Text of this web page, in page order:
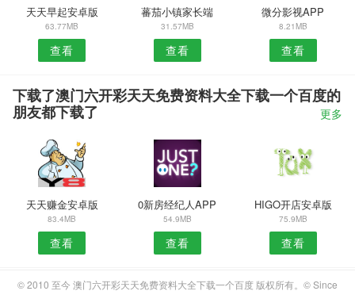
天天早起安卓版
63.77MB
查看
蕃茄小镇家长端
31.57MB
查看
微分影视APP
8.21MB
查看
下载了澳门六开彩天天免费资料大全下载一个百度的
朋友都下载了
更多
天天赚金安卓版
83.4MB
查看
0新房经纪人APP
54.9MB
查看
HIGO开店安卓版
75.9MB
查看
© 2010 至今 澳门六开彩天天免费资料大全下载一个百度 版权所有。© Since